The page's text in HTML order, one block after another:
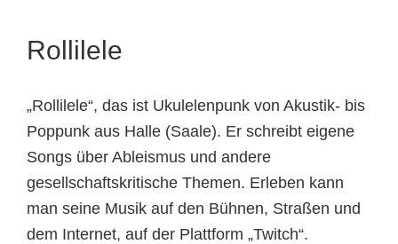
Rollilele
„Rollilele“, das ist Ukulelenpunk von Akustik- bis
Poppunk aus Halle (Saale). Er schreibt eigene
Songs über Ableismus und andere
gesellschaftskritische Themen. Erleben kann
man seine Musik auf den Bühnen, Straßen und
dem Internet, auf der Plattform „Twitch“.